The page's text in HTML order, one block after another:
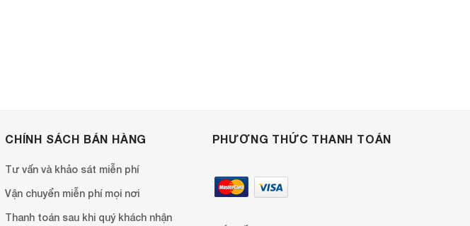
CHÍNH SÁCH BÁN HÀNG
Tư vấn và khảo sát miễn phí
Vận chuyển miễn phí mọi nơi
Thanh toán sau khi quý khách nhận
PHƯƠNG THỨC THANH TOÁN